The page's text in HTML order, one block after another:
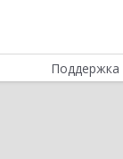
Поддержка